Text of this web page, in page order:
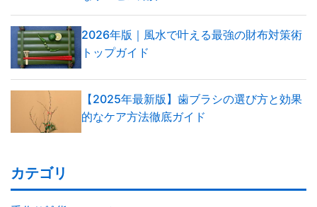
2026年版｜風水で叶える最強の財布対策術
トップガイド
【2025年最新版】歯ブラシの選び方と効果
的なケア方法徹底ガイド
カテゴリ